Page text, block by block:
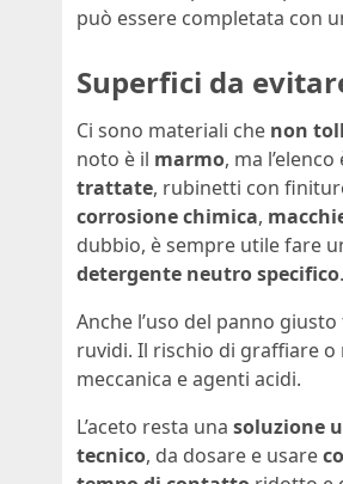
può essere completata con
Superfici da
Ci sono materiali che non
noto è il marmo, ma
trattate, rubinetti con
corrosione chimica,
dubbio, è sempre utile fare
detergente neutro specifico.
Anche l’uso del panno
ruvidi. Il rischio di graffiare
meccanica e agenti acidi.
L’aceto resta una soluzione
tecnico, da dosare e usare